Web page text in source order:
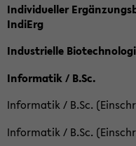
Individueller
IndiErg
Industrielle
Informatik / B.Sc.
Informatik / B.Sc.
Informatik / B.Sc.